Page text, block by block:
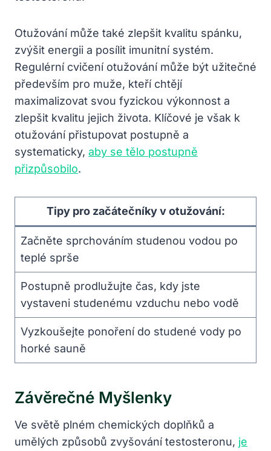
Otužování může také zlepšit kvalitu spánku,
zvýšit energii a ⁢posílit imunitní systém.
Regulérní cvičení ⁢otužování může být užitečné
především pro muže,‍ kteří chtějí
maximalizovat svou fyzickou výkonnost a
zlepšit kvalitu​ jejich života. Klíčové je však k​
otužování ​přistupovat postupně a
systematicky, aby se tělo postupně
přizpůsobilo.
Tipy pro ‌začátečníky v otužování:
Začněte sprchováním studenou vodou po
teplé ‌sprše
Postupně prodlužujte čas,⁤ kdy jste
vystaveni studenému vzduchu nebo vodě
Vyzkoušejte ponoření do studené vody po⁣
horké ‍sauně
Závěrečné Myšlenky
Ve světě ⁢plném chemických doplňků a
umělých způsobů zvyšování testosteronu, je